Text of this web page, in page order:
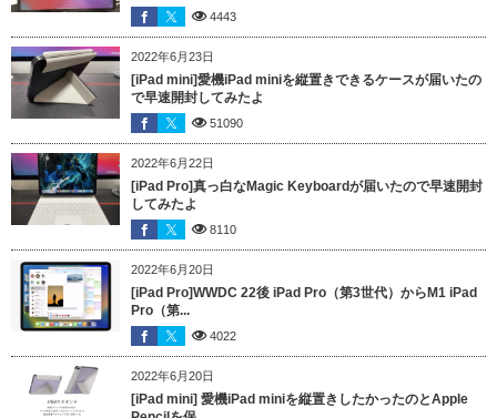
4443
2022年6月23日
[iPad mini]愛機iPad miniを縦置きできるケースが届いたの
で早速開封してみたよ
51090
2022年6月22日
[iPad Pro]真っ白なMagic Keyboardが届いたので早速開封
してみたよ
8110
2022年6月20日
[iPad Pro]WWDC 22後 iPad Pro（第3世代）からM1 iPad
Pro（第...
4022
2022年6月20日
[iPad mini] 愛機iPad miniを縦置きしたかったのとApple